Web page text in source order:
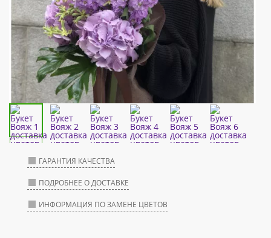
ГАРАНТИЯ КАЧЕСТВА
ПОДРОБНЕЕ О ДОСТАВКЕ
ИНФОРМАЦИЯ ПО ЗАМЕНЕ ЦВЕТОВ